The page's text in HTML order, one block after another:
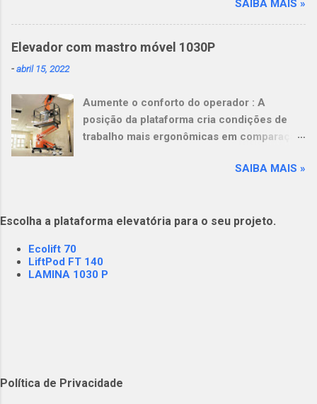
em excesso no lazer ou trabalho a
permanência na mesma posição por
períodos prolongados trabalhar em uma
SAIBA MAIS »
Elevador com mastro móvel 1030P
-abril 15, 2022
Aumente o conforto do operador : A
posição da plataforma cria condições de
trabalho mais ergonômicas em comparação
ferramentas e materiais : A capacidade da
Opere em pisos delicados : Seu design leve,
solo, tornam esta máquina ideal para pisos
delicados e elevadores com requisitos de
SAIBA MAIS »
Escolha a plataforma elevatória para o seu projeto.
Ecolift 70
LiftPod FT 140
LAMINA 1030 P
Política de Privacidade